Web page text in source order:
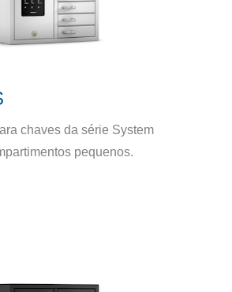
chaves da série System
pequenos.